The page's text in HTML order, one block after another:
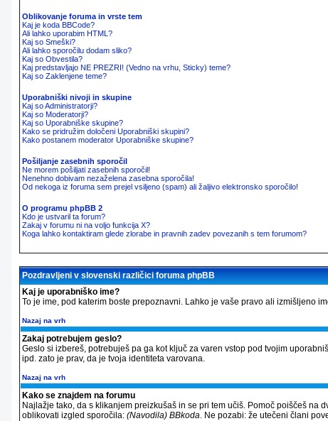
Oblikovanje foruma in vrste tem
Kaj je koda BBCode?
Ali lahko uporabim HTML?
Kaj so Smeški?
Ali lahko sporočilu dodam sliko?
Kaj so Obvestila?
Kaj predstavljajo NE PREZRI! (Vedno na vrhu, Sticky) teme?
Kaj so Zaklenjene teme?
Uporabniški nivoji in skupine
Kaj so Administratorji?
Kaj so Moderatorji?
Kaj so Uporabniške skupine?
Kako se pridružim določeni Uporabniški skupini?
Kako postanem moderator Uporabniške skupine?
Pošiljanje zasebnih sporočil
Ne morem pošiljati zasebnih sporočil!
Nenehno dobivam nezaželena zasebna sporočila!
Od nekoga iz foruma sem prejel vsiljeno (spam) ali žaljivo elektronsko sporočilo!
O programu phpBB 2
Kdo je ustvaril ta forum?
Zakaj v forumu ni na voljo funkcija X?
Koga lahko kontaktiram glede zlorabe in pravnih zadev povezanih s tem forumom?
Pozdravljeni v slovenski različici foruma phpBB
Kaj je uporabniško ime?
To je ime, pod katerim boste prepoznavni. Lahko je vaše pravo ali izmišljeno
Nazaj na vrh
Zakaj potrebujem geslo?
Geslo si izbereš, potrebuješ pa ga kot ključ za varen vstop pod tvojim
ipd. zato je prav, da je tvoja identiteta varovana.
Nazaj na vrh
Kako se znajdem na forumu
Najlažje tako, da s klikanjem preizkušaš in se pri tem učiš. Pomoč poiščeš na
oblikovati izgled sporočila: (Navodila) BBkoda. Ne pozabi: že utečeni člani